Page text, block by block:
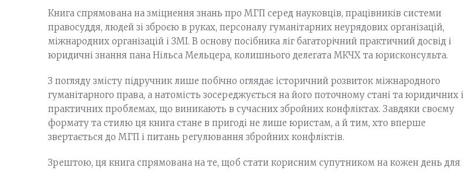
Книга спрямована на зміцнення знань про МГП серед науковців, працівників системи
правосуддя, людей зі зброєю в руках, персоналу гуманітарних неурядових організацій,
міжнародних організацій і ЗМІ. В основу посібника ліг багаторічний практичний досвід і
юридичні знання пана Нільса Мельцера, колишнього делегата МКЧХ та юрисконсульта.
З погляду змісту підручник лише побічно оглядає історичний розвиток міжнародного
гуманітарного права, а натомість зосереджується на його поточному стані та юридичних і
практичних проблемах, що виникають в сучасних збройних конфліктах. Завдяки своєму
формату та стилю ця книга стане в пригоді не лише юристам, а й тим, хто вперше
звертається до МГП і питань регулювання збройних конфліктів.
Зрештою, ця книга спрямована на те, щоб стати корисним супутником на кожен день для